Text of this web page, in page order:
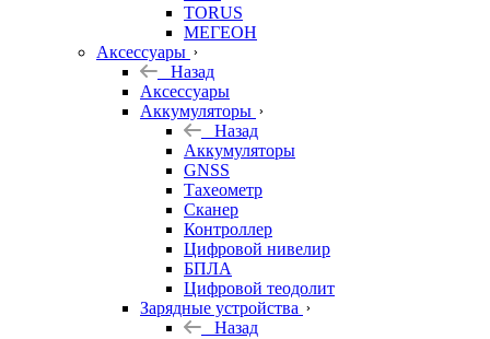
TORUS
МЕГЕОН
Аксессуары
Назад
Аксессуары
Аккумуляторы
Назад
Аккумуляторы
GNSS
Тахеометр
Сканер
Контроллер
Цифровой нивелир
БПЛА
Цифровой теодолит
Зарядные устройства
Назад